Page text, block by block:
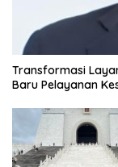
Transformasi
Baru Pelayanan